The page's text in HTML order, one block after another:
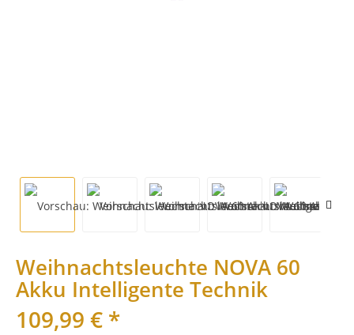
Weihnachtsleuchte NOVA 60
Akku Intelligente Technik
109,99 € *